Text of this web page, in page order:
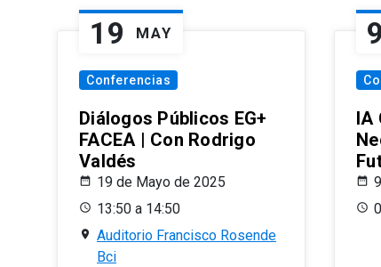
19 MAY
Conferencias
Diálogos Públicos EG+
FACEA | Con Rodrigo
Valdés
19 de Mayo de 2025
13:50 a 14:50
Auditorio Francisco Rosende
Bci
9
IA